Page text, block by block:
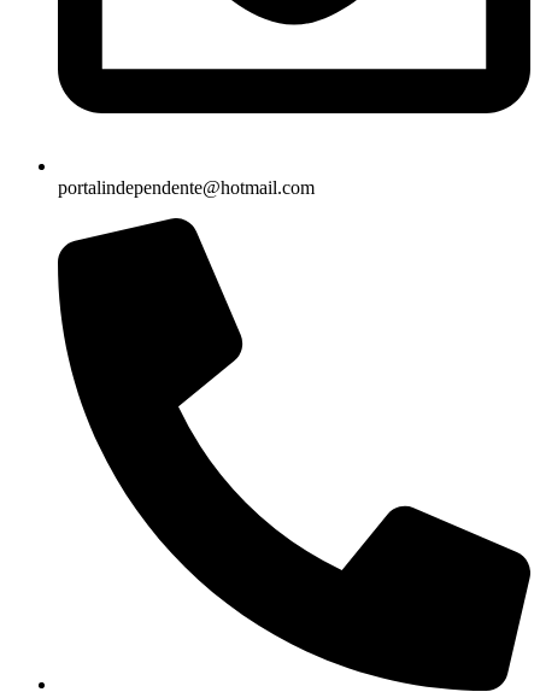
portalindependente@hotmail.com